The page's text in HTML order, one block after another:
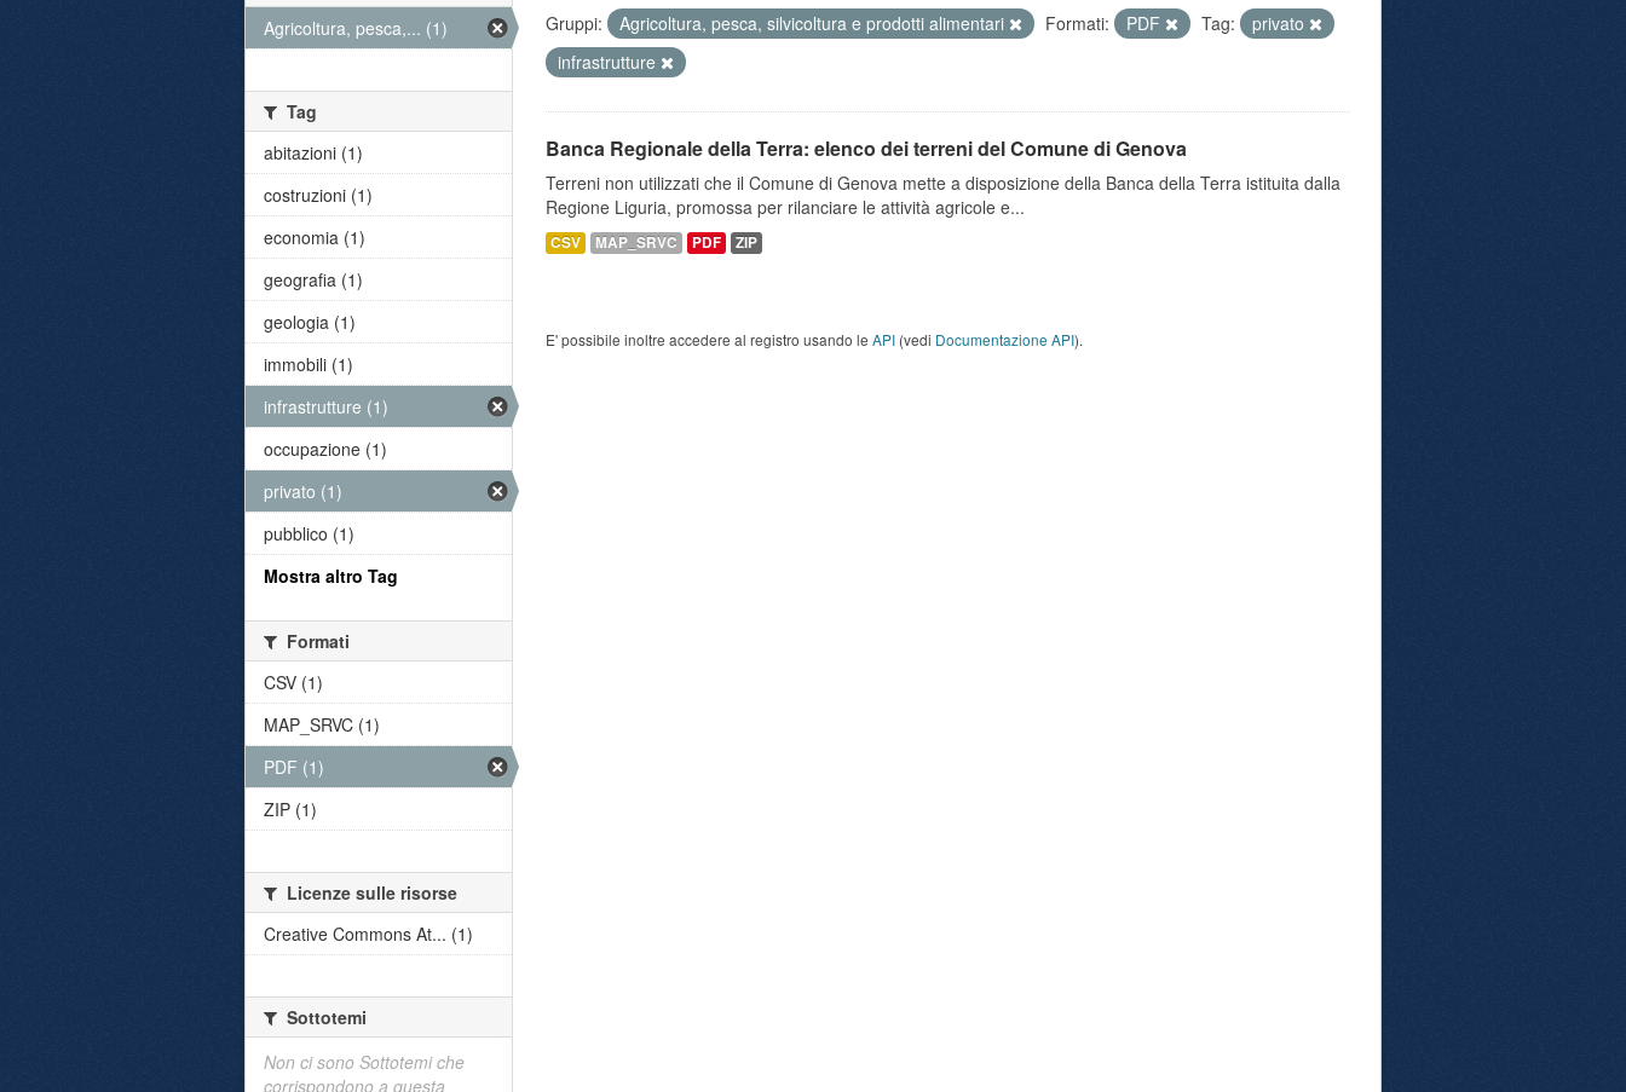
Gruppi: Agricoltura, pesca, silvicoltura e prodotti alimentari Formati: PDF Tag:
privato
infrastrutture
Banca Regionale della Terra: elenco dei terreni del Comune di Genova
Terreni non utilizzati che il Comune di Genova mette a disposizione della Banca della Terra istituita dalla
Regione Liguria, promossa per rilanciare le attività agricole e...
CSV MAP_SRVC PDF ZIP
E' possibile inoltre accedere al registro usando le API (vedi Documentazione API).
Agricoltura, pesca,... (1)
Tag
abitazioni (1)
costruzioni (1)
economia (1)
geografia (1)
geologia (1)
immobili (1)
infrastrutture (1)
occupazione (1)
privato (1)
pubblico (1)
Mostra altro Tag
Formati
CSV (1)
MAP_SRVC (1)
PDF (1)
ZIP (1)
Licenze sulle risorse
Creative Commons At... (1)
Sottotemi
Non ci sono Sottotemi che
corrispondono a questa